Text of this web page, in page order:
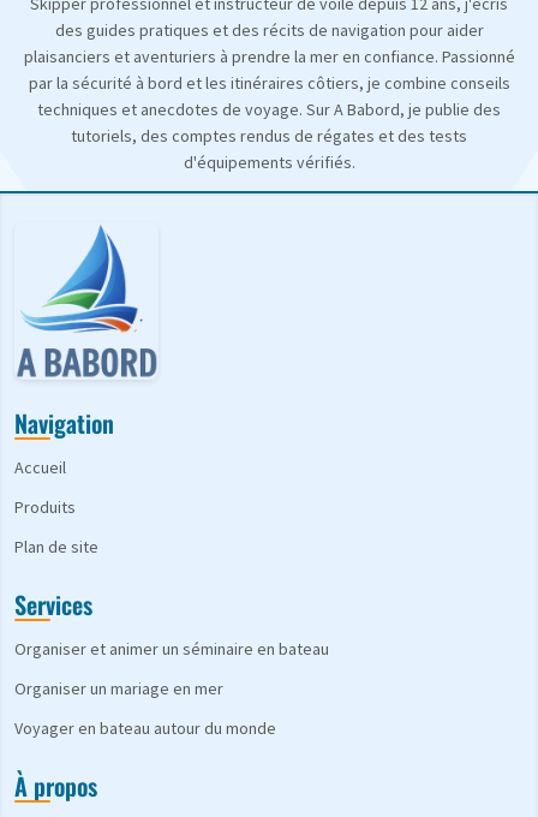
des guides pratiques et des récits de navigation pour aider
plaisanciers et aventuriers à prendre la mer en confiance. Passionné
par la sécurité à bord et les itinéraires côtiers, je combine conseils
techniques et anecdotes de voyage. Sur A Babord, je publie des
tutoriels, des comptes rendus de régates et des tests
d'équipements vérifiés.
Navigation
Accueil
Produits
Plan de site
Services
Organiser et animer un séminaire en bateau
Organiser un mariage en mer
Voyager en bateau autour du monde
À propos